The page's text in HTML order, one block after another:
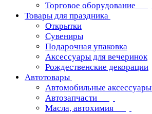
Торговое оборудование
Товары для праздника
Открытки
Сувениры
Подарочная упаковка
Аксессуары для вечеринок
Рождественские декорации
Автотовары
Автомобильные аксессуары
Автозапчасти
Масла, автохимия